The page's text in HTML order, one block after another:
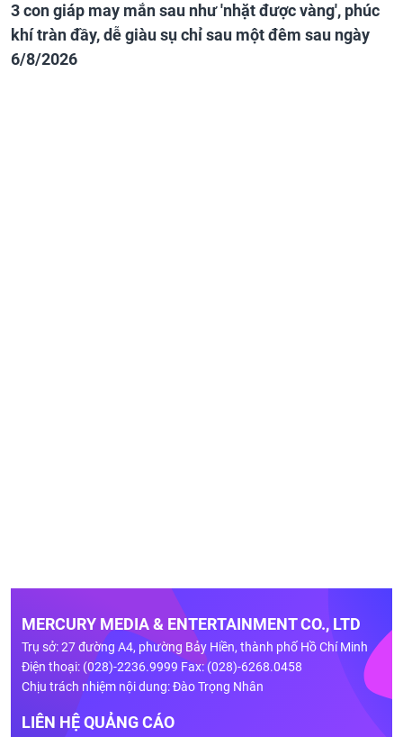
3 con giáp may mắn sau như 'nhặt được vàng', phúc
khí tràn đầy, dễ giàu sụ chỉ sau một đêm sau ngày
6/8/2026
MERCURY MEDIA & ENTERTAINMENT CO., LTD
Trụ sở: 27 đường A4, phường Bảy Hiền, thành phố Hồ Chí Minh
Điện thoại: (028)-2236.9999 Fax: (028)-6268.0458
Chịu trách nhiệm nội dung: Đào Trọng Nhân
LIÊN HỆ QUẢNG CÁO